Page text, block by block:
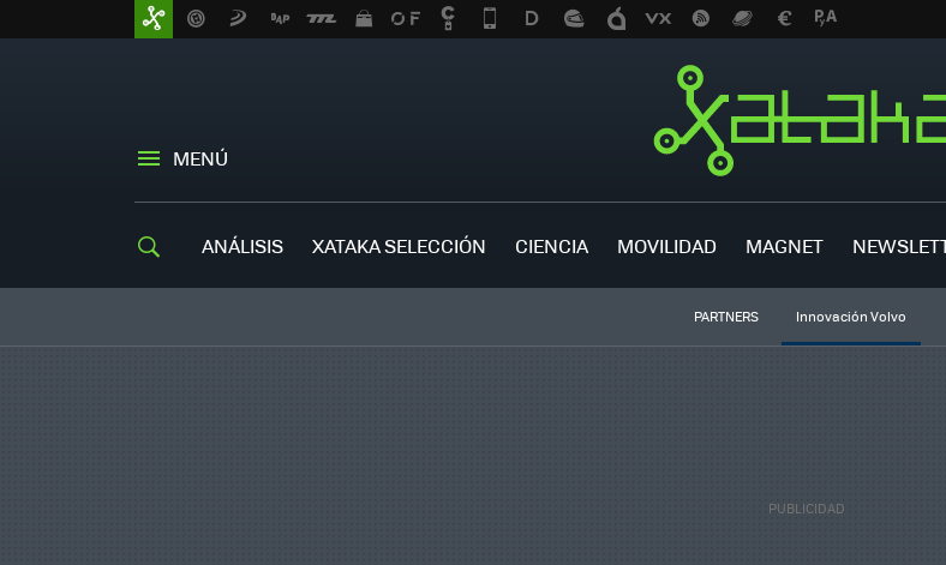
MENÚ
ANÁLISIS XATAKA SELECCIÓN CIENCIA MOVILIDAD MAGNET
PARTNERS Innovación Volvo